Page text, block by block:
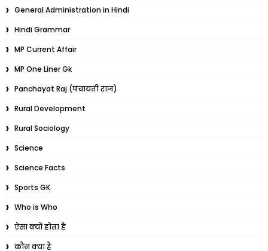
General Administration in Hindi
Hindi Grammar
MP Current Affair
MP One Liner Gk
Panchayat Raj (पंचायती राज)
Rural Development
Rural Sociology
Science
Science Facts
Sports GK
Who is Who
ऐसा क्यों होता है
कौन क्या है